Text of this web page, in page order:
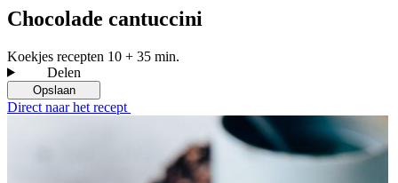
Chocolade cantuccini
Koekjes recepten 10 + 35 min.
Delen
Opslaan
Direct naar het recept